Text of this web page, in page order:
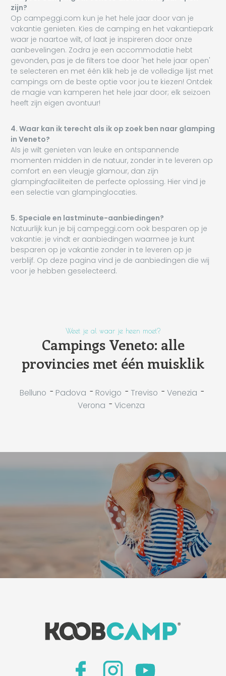
zijn?
Op campeggi.com kun je het hele jaar door van je
vakantie genieten. Kies de camping en het vakantiepark
waar je naartoe wilt, of laat je inspireren door onze
aanbevelingen. Zodra je een accommodatie hebt
gevonden, pas je de filters toe door 'het hele jaar open'
te selecteren en met één klik heb je de volledige lijst met
campings om de beste optie voor jou te kiezen! Ontdek
de magie van kamperen het hele jaar door; elk seizoen
heeft zijn eigen avontuur!
4. Waar kan ik terecht als ik op zoek ben naar glamping
in Veneto?
Als je wilt genieten van leuke en ontspannende
momenten midden in de natuur, zonder in te leveren op
comfort en een vleugje glamour, dan zijn
glampingfaciliteiten de perfecte oplossing. Hier vind je
een selectie van glampinglocaties.
5. Speciale en lastminute-aanbiedingen?
Natuurlijk kun je bij campeggi.com ook besparen op je
vakantie: je vindt er aanbiedingen waarmee je kunt
besparen op je vakantie zonder in te leveren op je
verblijf. Op deze pagina vind je de aanbiedingen die wij
voor je hebben geselecteerd.
Weet je al waar je heen moet?
Campings Veneto: alle
provincies met één muisklik
Belluno - Padova - Rovigo - Treviso - Venezia -
Verona - Vicenza